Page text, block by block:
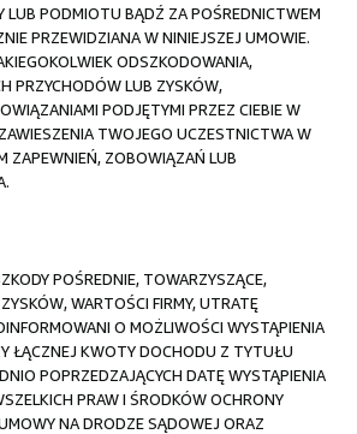
LUB PODMIOTU BĄDŹ ZA POŚREDNICTWEM
PRZEWIDZIANA W NINIEJSZEJ UMOWIE.
ODSZKODOWANIA,
PRZYCHODÓW LUB ZYSKÓW,
PODJĘTYMI PRZEZ CIEBIE W
TWOJEGO UCZESTNICTWA W
ZAPEWNIEŃ, ZOBOWIĄZAŃ LUB
POŚREDNIE, TOWARZYSZĄCE,
WARTOŚCI FIRMY, UTRATĘ
O MOŻLIWOŚCI WYSTĄPIENIA
ŁĄCZNEJ KWOTY DOCHODU Z TYTUŁU
POPRZEDZAJĄCYCH DATĘ WYSTĄPIENIA
PRAW I ŚRODKÓW OCHRONY
NA DRODZE SĄDOWEJ ORAZ